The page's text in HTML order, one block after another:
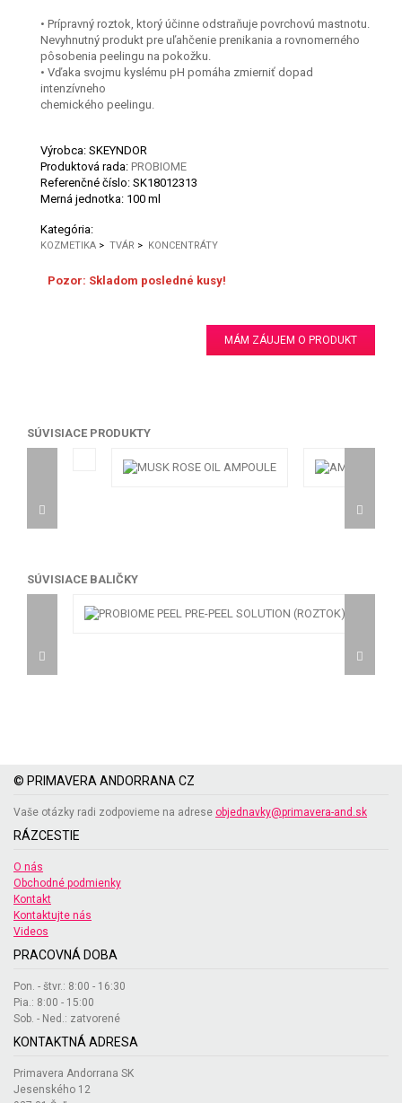
• Prípravný roztok, ktorý účinne odstraňuje povrchovú mastnotu.
Nevyhnutný produkt pre uľahčenie prenikania a rovnomerného
pôsobenia peelingu na pokožku.
• Vďaka svojmu kyslému pH pomáha zmierniť dopad
intenzívneho
chemického peelingu.
Výrobca: SKEYNDOR
Produktová rada: PROBIOME
Referenčné číslo: SK18012313
Merná jednotka: 100 ml
Kategória:
KOZMETIKA > TVÁR > KONCENTRÁTY
Pozor: Skladom posledné kusy!
MÁM ZÁUJEM O PRODUKT
SÚVISIACE PRODUKTY
SÚVISIACE BALIČKY
© PRIMAVERA ANDORRANA CZ
Vaše otázky radi zodpovieme na adrese objednavky@primavera-and.sk
RÁZCESTIE
O nás
Obchodné podmienky
Kontakt
Kontaktujte nás
Videos
PRACOVNÁ DOBA
Pon. - štvr.: 8:00 - 16:30
Pia.: 8:00 - 15:00
Sob. - Ned.: zatvorené
KONTAKTNÁ ADRESA
Primavera Andorrana SK
Jesenského 12